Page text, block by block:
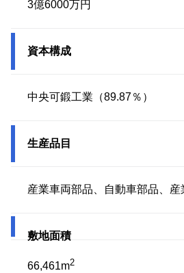
3億6000万円
資本構成
中央可鍛工業（89.87％）
生産品目
産業車両部品、自動車部品、産
敷地面積
66,461m2